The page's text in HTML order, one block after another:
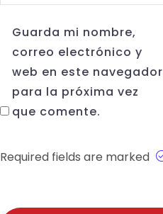
Guarda mi nombre,
correo electrónico y
web en este navegador
para la próxima vez
que comente.
Required fields are marked